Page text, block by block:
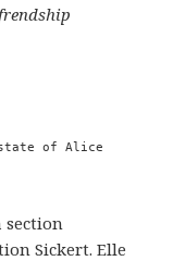
frendship
of Alice
section
Sickert. Elle